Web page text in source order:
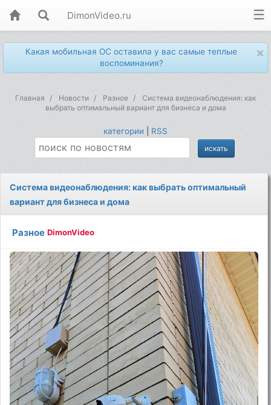
DimonVideo.ru
×
Какая мобильная ОС оставила у вас самые теплые
воспоминания?
Главная Новости Разное
Система видеонаблюдения: как
выбрать оптимальный вариант для бизнеса и дома
категории RSS
Система видеонаблюдения: как выбрать оптимальный
вариант для бизнеса и дома
Разное DimonVideo